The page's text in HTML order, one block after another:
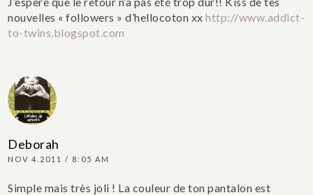
nouvelles « followers » d’hellocoton xx http://www.addict-
to-twins.blogspot.com
Deborah
NOV 4.2011 / 8:05 AM
Simple mais très joli ! La couleur de ton pantalon est